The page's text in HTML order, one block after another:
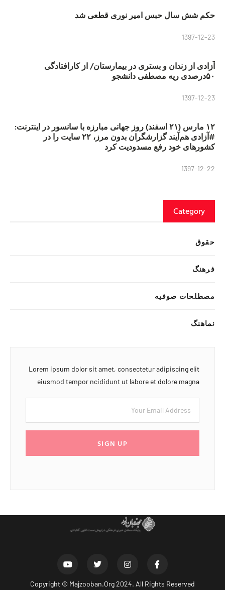
حکم شش سال حبس امیر نوری قطعی شد
1397-12-23
آزادی از زندان و بستری در بیمارستان/ از کارافتادگی
۵۰درصدی ریه مصطفی دانشجو
1397-12-23
۱۲ مارس (۲۱ اسفند) روز جهانی مبارزه با سانسور در اینترنت:
#آزادی هم‌آیند گزارشگران‌ بدون مرز، ۲۲ سایت را در
کشورهای خود رفع مسدودیت کرد
1397-12-22
Category
حقوق
فرهنگ
مصطلحات صوفیه
نماهنگ
Lorem ipsum dolor sit amet, consectetur adipiscing elit
eiusmod tempor ncididunt ut labore et dolore magna
SIGN UP
Copyright © Majzooban.Org2024. All Rights Reserved